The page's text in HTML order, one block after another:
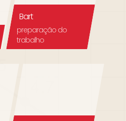
Bart
preparação do
trabalho